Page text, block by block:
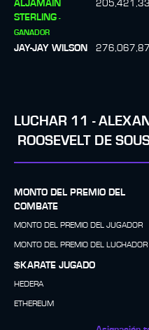
ALJAMAIN
STERLING -
GANADOR
JAY-JAY WILSON
LUCHAR 11 -
ROOSEVELT DE
MONTO DEL PREMIO DEL
COMBATE
MONTO DEL PREMIO DEL JUGADOR
MONTO DEL PREMIO DEL LUCHADOR
$KARATE JUGADO
HEDERA
ETHEREUM